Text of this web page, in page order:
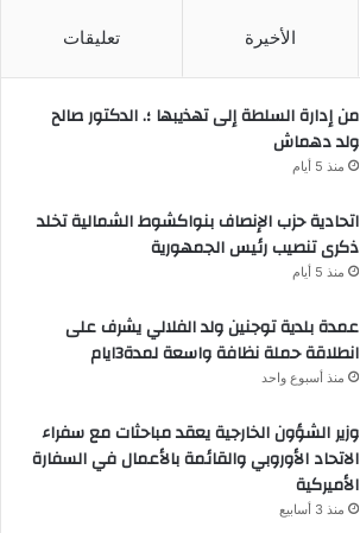
الأخيرة تعليقات
من إدارة السلطة إلى تهذيبها ؛. الدكتور صالح
ولد دهماش
منذ 5 أيام
اتحادية حزب الإنصاف بنواكشوط الشمالية تخلد
ذكرى تنصيب رئيس الجمهورية
منذ 5 أيام
عمدة بلدية توجنين ولد الفلالي يشرف على
انطلاقة حملة نظافة واسعة لمدة3ايام
منذ أسبوع واحد
وزير الشؤون الخارجية يعقد مباحثات مع سفراء
الاتحاد الأوروبي والقائمة بالأعمال في السفارة
الأميركية
منذ 3 أسابيع